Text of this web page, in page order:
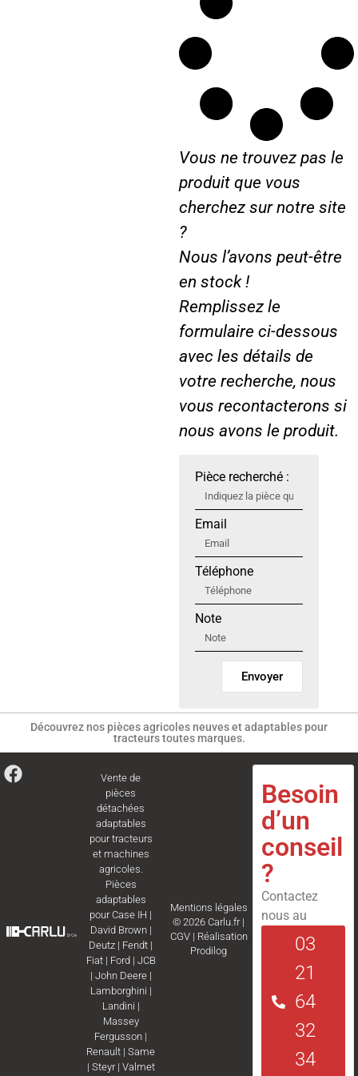
0
6
m
m
R
/
C
L
A
Vous ne trouvez pas le
produit que vous
cherchez sur notre site
?
Nous l’avons peut-être
en stock !
Remplissez le
formulaire ci-dessous
avec les détails de
votre recherche, nous
vous recontacterons si
nous avons le produit.
Pièce recherché :
Email
Téléphone
Note
Envoyer
Découvrez nos pièces agricoles neuves et adaptables pour
tracteurs toutes marques.
Vente de
pièces
détachées
adaptables
pour tracteurs
et machines
agricoles.
Pièces
adaptables
pourCase IH |
David Brown|
Deutz | Fendt |
Fiat| Ford | JCB
| John Deere|
Lamborghini |
Landini |
Massey
Fergusson |
Renault |Same
| Steyr| Valmet
Mentions légales
© 2026 Carlu.fr |
CGV| Réalisation
Prodilog
Besoin
d’un
conseil
?
Contactez
nous au
03
21
64
32
34